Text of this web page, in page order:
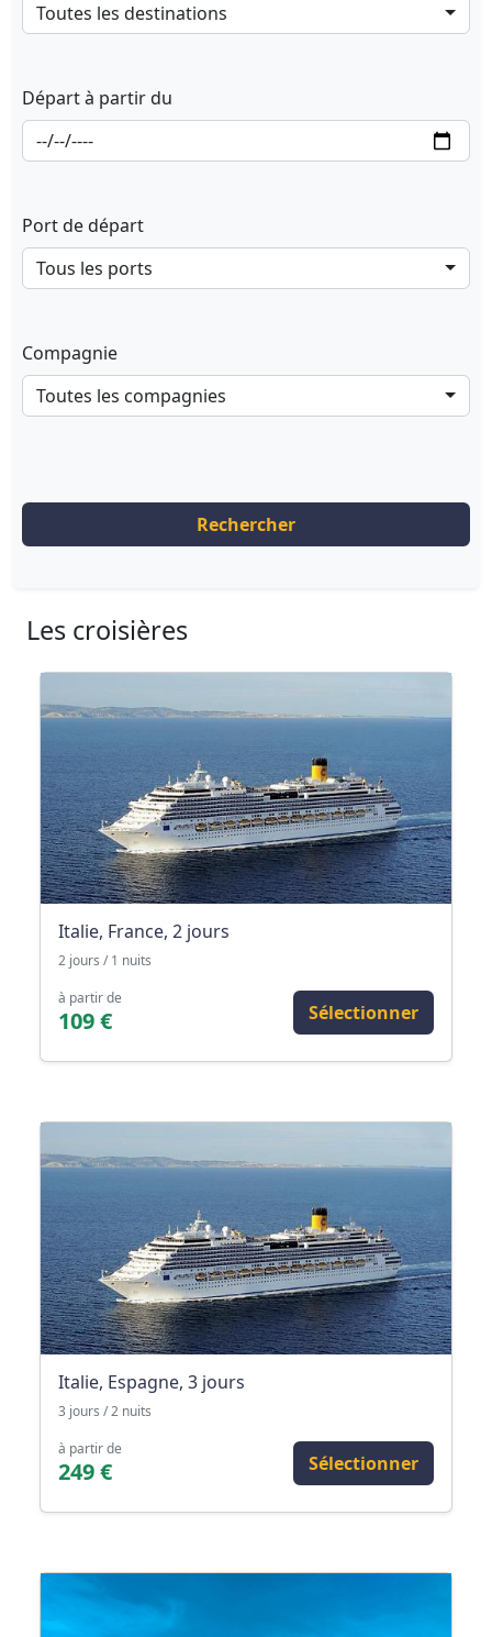
Toutes les destinations
Départ à partir du
Port de départ
Tous les ports
Compagnie
Toutes les compagnies
Rechercher
Les croisières
Italie, France, 2 jours
2 jours / 1 nuits
à partir de
109 € Sélectionner
Italie, Espagne, 3 jours
3 jours / 2 nuits
à partir de
249 € Sélectionner